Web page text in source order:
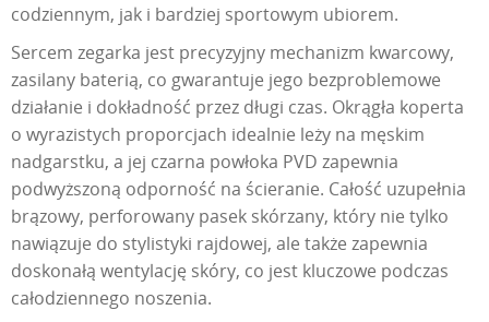
codziennym, jak i bardziej sportowym ubiorem.
Sercem zegarka jest precyzyjny mechanizm kwarcowy,
zasilany baterią, co gwarantuje jego bezproblemowe
działanie i dokładność przez długi czas. Okrągła koperta
o wyrazistych proporcjach idealnie leży na męskim
nadgarstku, a jej czarna powłoka PVD zapewnia
podwyższoną odporność na ścieranie. Całość uzupełnia
brązowy, perforowany pasek skórzany, który nie tylko
nawiązuje do stylistyki rajdowej, ale także zapewnia
doskonałą wentylację skóry, co jest kluczowe podczas
całodziennego noszenia.